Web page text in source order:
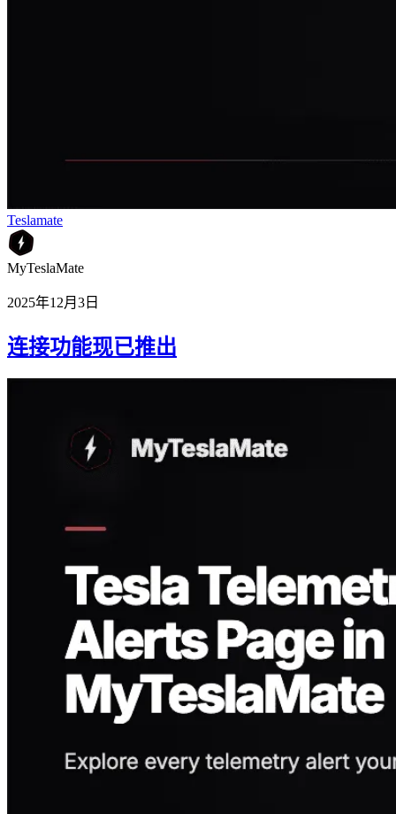
Teslamate
MyTeslaMate
2025年12月3日
连接功能现已推出